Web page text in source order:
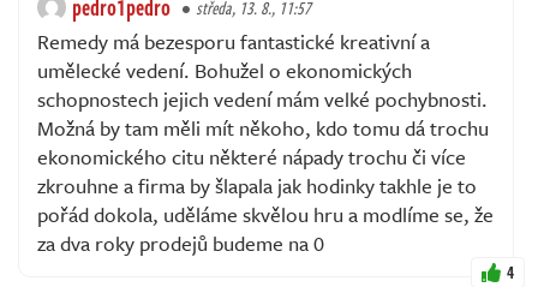
pedro1pedro středa, 13. 8., 11:57
Remedy má bezesporu fantastické kreativní a
umělecké vedení. Bohužel o ekonomických
schopnostech jejich vedení mám velké pochybnosti.
Možná by tam měli mít někoho, kdo tomu dá trochu
ekonomického citu některé nápady trochu či více
zkrouhne a firma by šlapala jak hodinky takhle je to
pořád dokola, uděláme skvělou hru a modlíme se, že
za dva roky prodejů budeme na 0
4